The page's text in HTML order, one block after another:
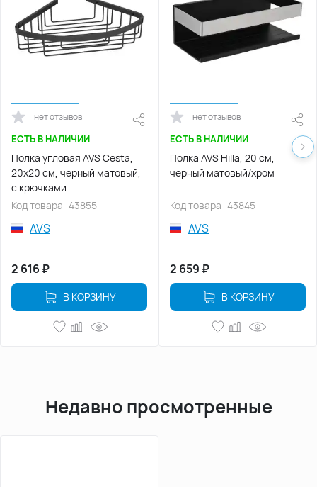
нет отзывов
ЕСТЬ В НАЛИЧИИ
Полка угловая AVS Cesta,
20х20 см, черный матовый,
с крючками
Код товара 43855
AVS
2 616 ₽
В КОРЗИНУ
нет отзывов
ЕСТЬ В НАЛИЧИИ
Полка AVS Hilla, 20 см,
черный матовый/хром
Код товара 43845
AVS
2 659 ₽
В КОРЗИНУ
Недавно просмотренные